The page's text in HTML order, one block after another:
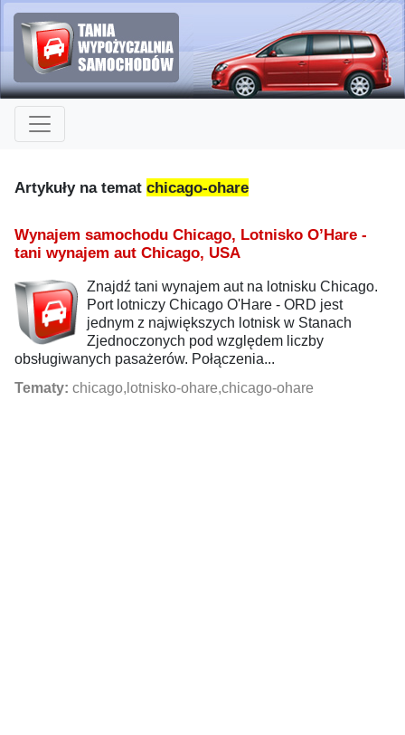
Artykuły na temat chicago-ohare
Wynajem samochodu Chicago, Lotnisko O’Hare -
tani wynajem aut Chicago, USA
Znajdź tani wynajem aut na lotnisku Chicago.
Port lotniczy Chicago O'Hare - ORD jest
jednym z największych lotnisk w Stanach
Zjednoczonych pod względem liczby
obsługiwanych pasażerów. Połączenia...
Tematy: chicago,lotnisko-ohare,chicago-ohare